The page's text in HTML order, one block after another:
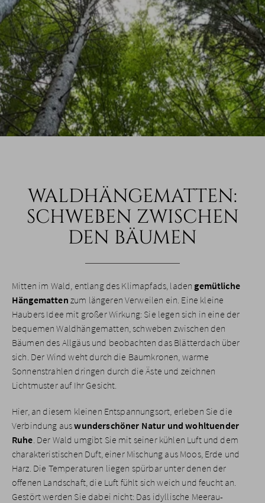
WALDHÄNGEMATTEN:
SCHWEBEN ZWISCHEN
DEN BÄUMEN
Mitten im Wald, entlang des Klimapfads, laden gemütliche
Hängematten zum längeren Verweilen ein. Eine kleine
Haubers Idee mit großer Wirkung: Sie legen sich in eine der
bequemen Waldhängematten, schweben zwischen den
Bäumen des Allgäus und beobachten das Blätterdach über
sich. Der Wind weht durch die Baumkronen, warme
Sonnenstrahlen dringen durch die Äste und zeichnen
Lichtmuster auf Ihr Gesicht.
Hier, an diesem kleinen Entspannungsort, erleben Sie die
Verbindung auswunderschöner Natur und wohltuender
Ruhe. Der Wald umgibt Sie mit seiner kühlen Luft und dem
charakteristischen Duft, einer Mischung aus Moos, Erde und
Harz. Die Temperaturen liegen spürbar unter denen der
offenen Landschaft, die Luft fühlt sich weich und feucht an.
Gestört werden Sie dabei nicht: Das idyllische Meerau-